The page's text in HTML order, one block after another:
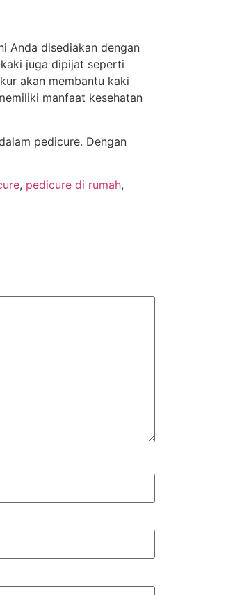
Anda disediakan dengan
juga dipijat seperti
akan membantu kaki
manfaat kesehatan
pedicure. Dengan
, pedicure di rumah,